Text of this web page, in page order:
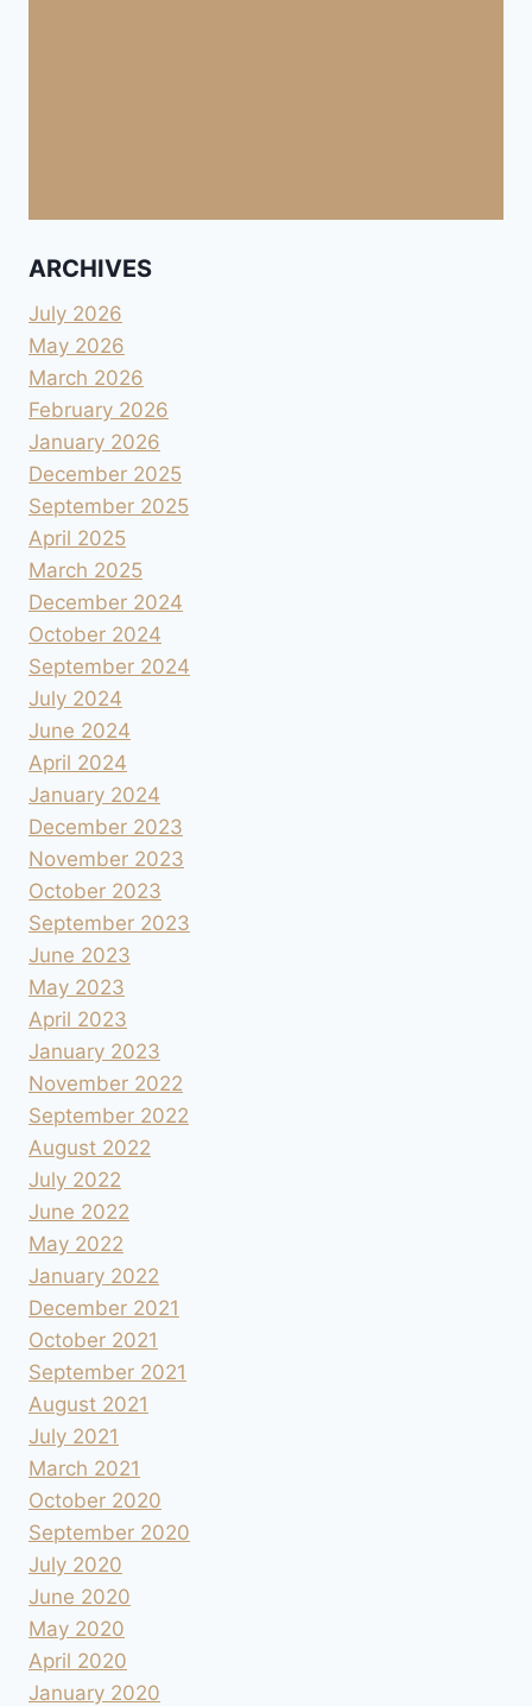
ARCHIVES
July 2026
May 2026
March 2026
February 2026
January 2026
December 2025
September 2025
April 2025
March 2025
December 2024
October 2024
September 2024
July 2024
June 2024
April 2024
January 2024
December 2023
November 2023
October 2023
September 2023
June 2023
May 2023
April 2023
January 2023
November 2022
September 2022
August 2022
July 2022
June 2022
May 2022
January 2022
December 2021
October 2021
September 2021
August 2021
July 2021
March 2021
October 2020
September 2020
July 2020
June 2020
May 2020
April 2020
January 2020